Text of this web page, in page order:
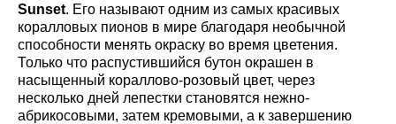
Sunset. Его называют одним из самых красивых
коралловых пионов в мире благодаря необычной
способности менять окраску во время цветения.
Только что распустившийся бутон окрашен в
насыщенный кораллово-розовый цвет, через
несколько дней лепестки становятся нежно-
абрикосовыми, затем кремовыми, а к завершению